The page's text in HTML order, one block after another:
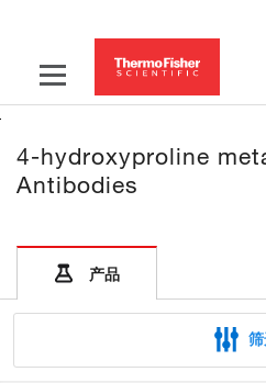
4-hydroxyproline
Antibodies
产品